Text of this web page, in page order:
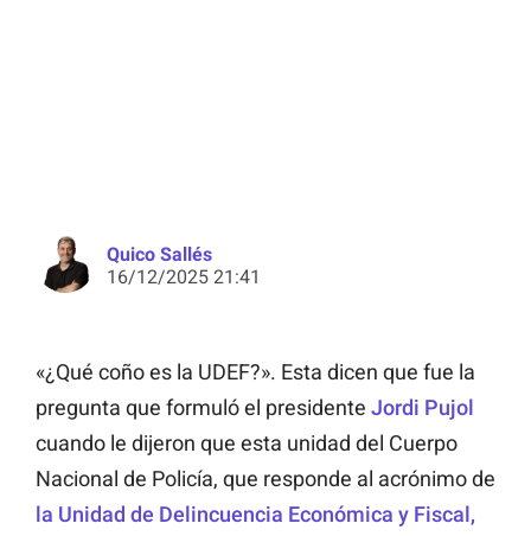
Quico Sallés
16/12/2025 21:41
«¿Qué coño es la UDEF?». Esta dicen que fue la
pregunta que formuló el presidente Jordi Pujol
cuando le dijeron que esta unidad del Cuerpo
Nacional de Policía, que responde al acrónimo de
la Unidad de Delincuencia Económica y Fiscal,